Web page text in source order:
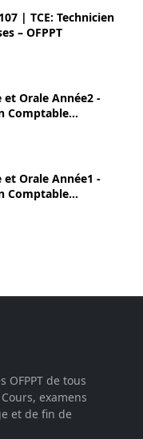
| TCE: Technicien
– OFPPT
Orale Année2 -
Comptable
Orale Année1 -
Comptable
OFPPT de tous
examens
et de fin de